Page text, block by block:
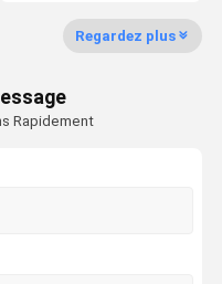
Regardez plus
Rapidement